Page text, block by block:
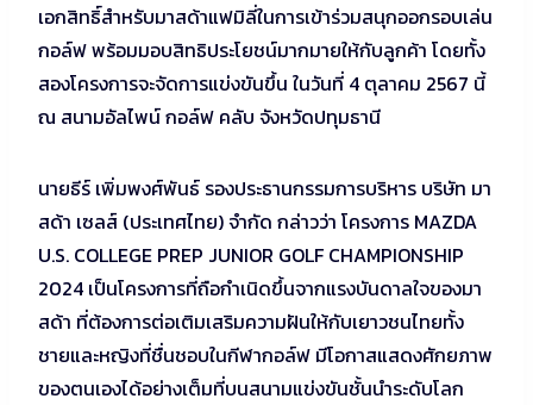
เอกสิทธิ์สำหรับมาสด้าแฟมิลี่ในการเข้าร่วมสนุกออกรอบเล่น
กอล์ฟ พร้อมมอบสิทธิประโยชน์มากมายให้กับลูกค้า โดยทั้ง
สองโครงการจะจัดการแข่งขันขึ้น ในวันที่ 4 ตุลาคม 2567 นี้
ณ สนามอัลไพน์ กอล์ฟ คลับ จังหวัดปทุมธานี
นายธีร์ เพิ่มพงศ์พันธ์ รองประธานกรรมการบริหาร บริษัท มา
สด้า เซลส์ (ประเทศไทย) จำกัด กล่าวว่า โครงการ MAZDA
U.S. COLLEGE PREP JUNIOR GOLF CHAMPIONSHIP
2024 เป็นโครงการที่ถือกำเนิดขึ้นจากแรงบันดาลใจของมา
สด้า ที่ต้องการต่อเติมเสริมความฝันให้กับเยาวชนไทยทั้ง
ชายและหญิงที่ชื่นชอบในกีฬากอล์ฟ มีโอกาสแสดงศักยภาพ
ของตนเองได้อย่างเต็มที่บนสนามแข่งขันชั้นนำระดับโลก